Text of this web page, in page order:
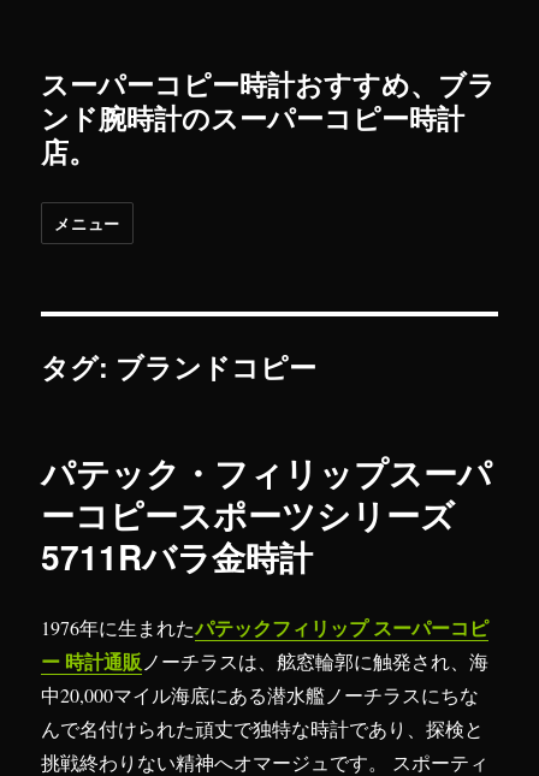
スーパーコピー時計おすすめ、ブラ
ンド腕時計のスーパーコピー時計
店。
メニュー
タグ: ブランドコピー
パテック・フィリップスーパ
ーコピースポーツシリーズ
5711Rバラ金時計
1976年に生まれたパテックフィリップ スーパーコピ
ー 時計通販 ノーチラスは、舷窓輪郭に触発され、海
中20,000マイル海底にある潜水艦ノーチラスにちな
んで名付けられた頑丈で独特な時計であり、探検と
挑戦終わりない精神へオマージュです。 スポーティ